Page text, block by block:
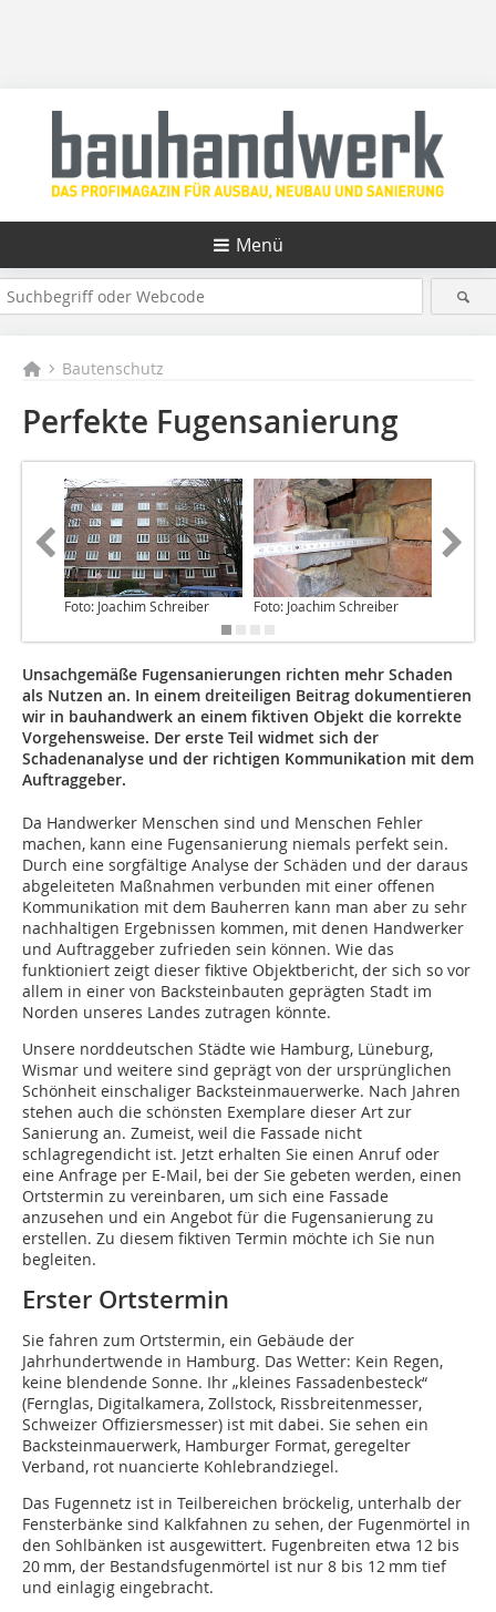
Menü
Bautenschutz
Perfekte Fugensanierung
Foto: Joachim Schreiber Foto: Joachim Schreiber
Unsachgemäße Fugensanierungen richten mehr Schaden
als Nutzen an. In einem dreiteiligen Beitrag dokumentieren
wir in bauhandwerk an einem fiktiven Objekt die korrekte
Vorgehensweise. Der erste Teil widmet sich der
Schadenanalyse und der richtigen Kommunikation mit dem
Auftraggeber.
Da Handwerker Menschen sind und Menschen Fehler
machen, kann eine Fugensanierung niemals perfekt sein.
Durch eine sorgfältige Analyse der Schäden und der daraus
abgeleiteten Maßnahmen verbunden mit einer offenen
Kommunikation mit dem Bauherren kann man aber zu sehr
nachhaltigen Ergebnissen kommen, mit denen Handwerker
und Auftraggeber zufrieden sein können. Wie das
funktioniert zeigt dieser fiktive Objektbericht, der sich so vor
allem in einer von Backsteinbauten geprägten Stadt im
Norden unseres Landes zutragen könnte.
Unsere norddeutschen Städte wie Hamburg, Lüneburg,
Wismar und weitere sind geprägt von der ursprünglichen
Schönheit einschaliger Backsteinmauerwerke. Nach Jahren
stehen auch die schönsten Exemplare dieser Art zur
Sanierung an. Zumeist, weil die Fassade nicht
schlagregendicht ist. Jetzt erhalten Sie einen Anruf oder
eine Anfrage per E-Mail, bei der Sie gebeten werden, einen
Ortstermin zu vereinbaren, um sich eine Fassade
anzusehen und ein Angebot für die Fugensanierung zu
erstellen. Zu diesem fiktiven Termin möchte ich Sie nun
begleiten.
Erster Ortstermin
Sie fahren zum Ortstermin, ein Gebäude der
Jahrhundertwende in Hamburg. Das Wetter: Kein Regen,
keine blendende Sonne. Ihr „kleines Fassadenbesteck“
(Fernglas, Digitalkamera, Zollstock, Rissbreitenmesser,
Schweizer Offiziersmesser) ist mit dabei. Sie sehen ein
Backsteinmauerwerk, Hamburger Format, geregelter
Verband, rot nuancierte Kohlebrandziegel.
Das Fugennetz ist in Teilbereichen bröckelig, unterhalb der
Fensterbänke sind Kalkfahnen zu sehen, der Fugenmörtel in
den Sohlbänken ist ausgewittert. Fugenbreiten etwa 12 bis
20 mm, der Bestandsfugenmörtel ist nur 8 bis 12 mm tief
und einlagig eingebracht.